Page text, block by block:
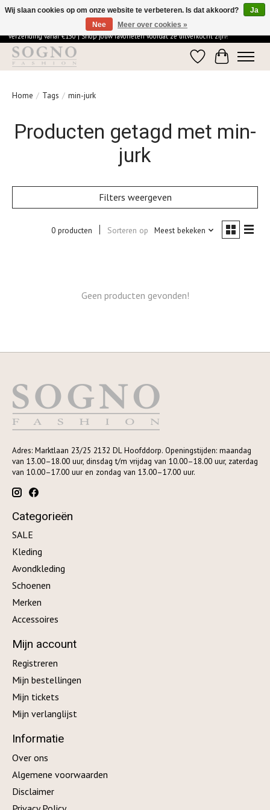
Ontdek de elegantie van SOGNO Fashion | Vandaag besteld = morgen in huis | Gratis
verzending vanaf €150 | Shop jouw favorieten voordat ze uitverkocht zijn!
Verlanglijst
Home / Tags / min-jurk
Producten getagd met min-
jurk
Filters weergeven
0 producten Sorteren op Meest bekeken
Geen producten gevonden!
Adres: Marktlaan 23/25 2132 DL Hoofddorp. Openingstijden: maandag
van 13.00–18.00 uur, dinsdag t/m vrijdag van 10.00–18.00 uur, zaterdag
van 10.00–17.00 uur en zondag van 13.00–17.00 uur.
Categorieën
SALE
Kleding
Avondkleding
Schoenen
Merken
Accessoires
Mijn account
Registreren
Mijn bestellingen
Mijn tickets
Mijn verlanglijst
Informatie
Over ons
Algemene voorwaarden
Disclaimer
Wij slaan cookies op om onze website te verbeteren. Is dat akkoord?
Ja
Nee
Meer over cookies »